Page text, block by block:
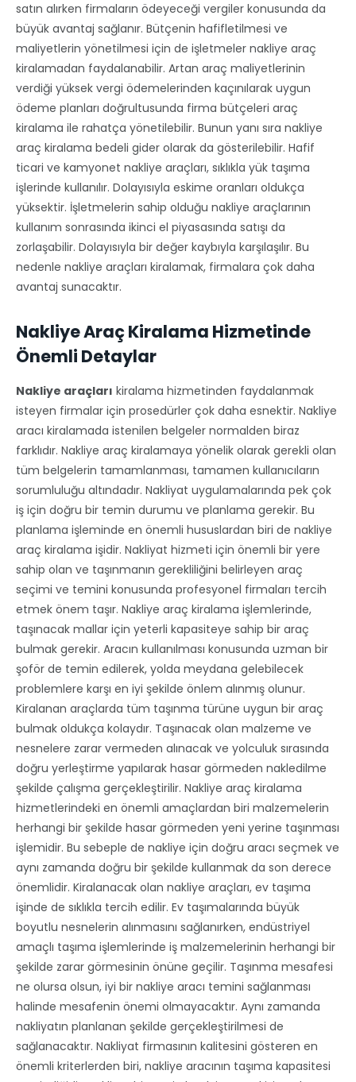
satın alırken firmaların ödeyeceği vergiler konusunda da
büyük avantaj sağlanır. Bütçenin hafifletilmesi ve
maliyetlerin yönetilmesi için de işletmeler nakliye araç
kiralamadan faydalanabilir. Artan araç maliyetlerinin
verdiği yüksek vergi ödemelerinden kaçınılarak uygun
ödeme planları doğrultusunda firma bütçeleri araç
kiralama ile rahatça yönetilebilir. Bunun yanı sıra nakliye
araç kiralama bedeli gider olarak da gösterilebilir. Hafif
ticari ve kamyonet nakliye araçları, sıklıkla yük taşıma
işlerinde kullanılır. Dolayısıyla eskime oranları oldukça
yüksektir. İşletmelerin sahip olduğu nakliye araçlarının
kullanım sonrasında ikinci el piyasasında satışı da
zorlaşabilir. Dolayısıyla bir değer kaybıyla karşılaşılır. Bu
nedenle nakliye araçları kiralamak, firmalara çok daha
avantaj sunacaktır.
Nakliye Araç Kiralama Hizmetinde
Önemli Detaylar
Nakliye araçları kiralama hizmetinden faydalanmak
isteyen firmalar için prosedürler çok daha esnektir. Nakliye
aracı kiralamada istenilen belgeler normalden biraz
farklıdır. Nakliye araç kiralamaya yönelik olarak gerekli olan
tüm belgelerin tamamlanması, tamamen kullanıcıların
sorumluluğu altındadır. Nakliyat uygulamalarında pek çok
iş için doğru bir temin durumu ve planlama gerekir. Bu
planlama işleminde en önemli hususlardan biri de nakliye
araç kiralama işidir. Nakliyat hizmeti için önemli bir yere
sahip olan ve taşınmanın gerekliliğini belirleyen araç
seçimi ve temini konusunda profesyonel firmaları tercih
etmek önem taşır. Nakliye araç kiralama işlemlerinde,
taşınacak mallar için yeterli kapasiteye sahip bir araç
bulmak gerekir. Aracın kullanılması konusunda uzman bir
şoför de temin edilerek, yolda meydana gelebilecek
problemlere karşı en iyi şekilde önlem alınmış olunur.
Kiralanan araçlarda tüm taşınma türüne uygun bir araç
bulmak oldukça kolaydır. Taşınacak olan malzeme ve
nesnelere zarar vermeden alınacak ve yolculuk sırasında
doğru yerleştirme yapılarak hasar görmeden nakledilme
şekilde çalışma gerçekleştirilir. Nakliye araç kiralama
hizmetlerindeki en önemli amaçlardan biri malzemelerin
herhangi bir şekilde hasar görmeden yeni yerine taşınması
işlemidir. Bu sebeple de nakliye için doğru aracı seçmek ve
aynı zamanda doğru bir şekilde kullanmak da son derece
önemlidir. Kiralanacak olan nakliye araçları, ev taşıma
işinde de sıklıkla tercih edilir. Ev taşımalarında büyük
boyutlu nesnelerin alınmasını sağlanırken, endüstriyel
amaçlı taşıma işlemlerinde iş malzemelerinin herhangi bir
şekilde zarar görmesinin önüne geçilir. Taşınma mesafesi
ne olursa olsun, iyi bir nakliye aracı temini sağlanması
halinde mesafenin önemi olmayacaktır. Aynı zamanda
nakliyatın planlanan şekilde gerçekleştirilmesi de
sağlanacaktır. Nakliyat firmasının kalitesini gösteren en
önemli kriterlerden biri, nakliye aracının taşıma kapasitesi